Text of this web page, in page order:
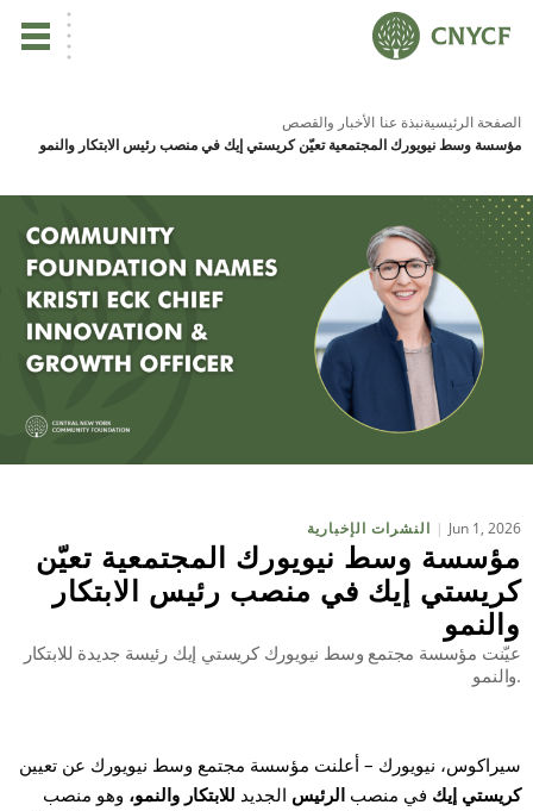
الصفحة الرئيسيةنبذة عنا الأخبار والقصص
مؤسسة وسط نيويورك المجتمعية تعيّن كريستي إيك في منصب رئيس الابتكار والنمو
النشرات الإخبارية Jun 1, 2026
مؤسسة وسط نيويورك المجتمعية تعيّن
كريستي إيك في منصب رئيس الابتكار
والنمو
عيّنت مؤسسة مجتمع وسط نيويورك كريستي إيك رئيسة جديدة للابتكار
والنمو.
سيراكوس، نيويورك – أعلنت مؤسسة مجتمع وسط نيويورك عن تعيين
كريستي إيك في منصب الرئيس الجديد للابتكار والنمو، وهو منصب